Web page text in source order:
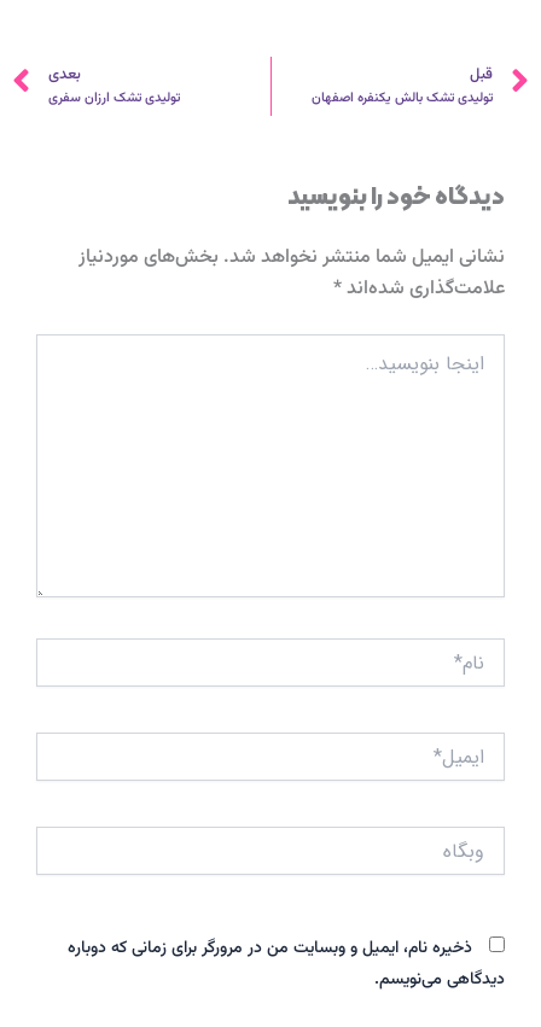
قبلی
قبل
تولیدی تشک بالش یکنفره اصفهان
بعدی
تولیدی تشک ارزان سفری
دیدگاه‌ خود را بنویسید
نشانی ایمیل شما منتشر نخواهد شد. بخش‌های موردنیاز
علامت‌گذاری شده‌اند*
بنویسید…
ایمیل*
ذخیره نام، ایمیل و وبسایت من در مرورگر برای زمانی که دوباره
دیدگاهی می‌نویسم.